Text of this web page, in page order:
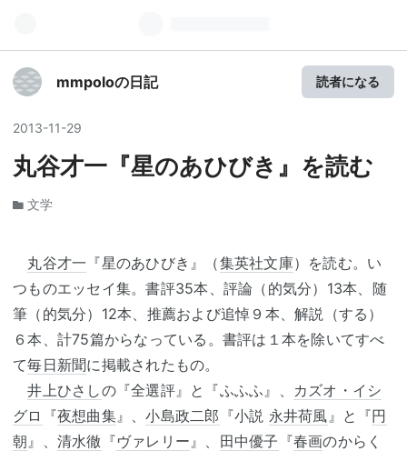
mmpoloの日記 読者になる
2013-11-29
丸谷才一『星のあひびき』を読む
文学
丸谷才一 『星のあひびき』（集英社文庫）を読む。い
つものエッセイ集。書評35本、評論（的気分）13本、随
筆（的気分）12本、推薦および追悼９本、解説（する）
６本、計75篇からなっている。書評は１本を除いてすべ
て毎日新聞に掲載されたもの。
井上ひさしの『全選評』と『ふふふ』、
カズオ・イシ
グロ
『夜想曲集』、小島政二郎 『小説 永井荷風』と『円
朝』、 清水徹 『ヴァレリー』、 田中優子 『春画のからく